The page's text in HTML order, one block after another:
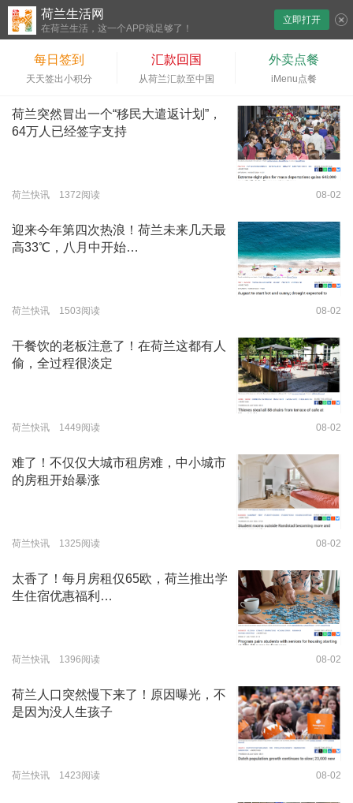
荷兰生活网
在荷兰生活，这一个APP就足够了！
立即打开
每日签到
天天签出小积分
汇款回国
从荷兰汇款至中国
外卖点餐
iMenu点餐
荷兰突然冒出一个“移民大遣返计划”，
64万人已经签字支持
荷兰快讯 1372阅读 08-02
迎来今年第四次热浪！荷兰未来几天最
高33℃，八月中开始…
荷兰快讯 1503阅读 08-02
干餐饮的老板注意了！在荷兰这都有人
偷，全过程很淡定
荷兰快讯 1449阅读 08-02
难了！不仅仅大城市租房难，中小城市
的房租开始暴涨
荷兰快讯 1325阅读 08-02
太香了！每月房租仅65欧，荷兰推出学
生住宿优惠福利…
荷兰快讯 1396阅读 08-02
荷兰人口突然慢下来了！原因曝光，不
是因为没人生孩子
荷兰快讯 1423阅读 08-02